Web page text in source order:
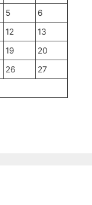
5
6
12
13
19
20
26
27